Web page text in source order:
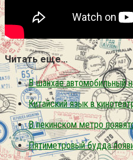
Читать еще…
В шанхае автомобильный
Китайский язык в
В пекинском метро
Пятиметровый будда